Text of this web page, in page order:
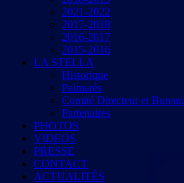
2021-2022
2017-2018
2016-2017
2015-2016
LA STELLA
Historique
Palmarès
Comité Directeur et Bureau
Partenaires
PHOTOS
VIDEOS
PRESSE
CONTACT
ACTUALITÉS